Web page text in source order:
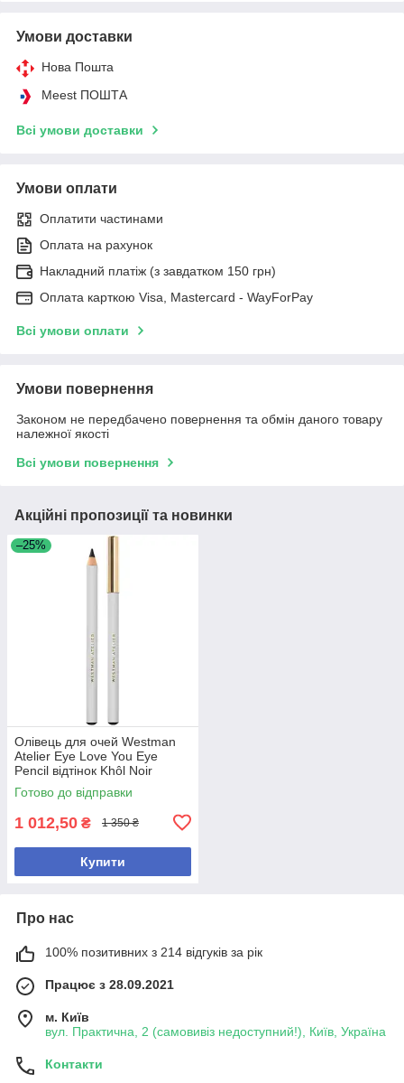
Умови доставки
Нова Пошта
Meest ПОШТА
Всі умови доставки
Умови оплати
Оплатити частинами
Оплата на рахунок
Накладний платіж (з завдатком 150 грн)
Оплата карткою Visa, Mastercard - WayForPay
Всі умови оплати
Умови повернення
Законом не передбачено повернення та обмін даного товару
належної якості
Всі умови повернення
Акційні пропозиції та новинки
–25%
Олівець для очей Westman
Atelier Eye Love You Eye
Pencil відтінок Khôl Noir
(чорний) 1.14g
Готово до відправки
1 012,50 ₴ 1 350 ₴
Купити
Про нас
100% позитивних з 214 відгуків за рік
Працює з 28.09.2021
м. Київ
вул. Практична, 2 (самовивіз недоступний!), Київ, Україна
Контакти